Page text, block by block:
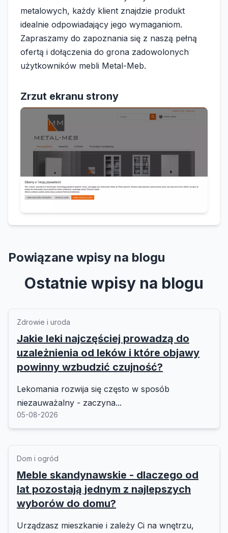
metalowych, każdy klient znajdzie produkt
idealnie odpowiadający jego wymaganiom.
Zapraszamy do zapoznania się z naszą pełną
ofertą i dołączenia do grona zadowolonych
użytkowników mebli Metal-Meb.
Zrzut ekranu strony
Powiązane wpisy na blogu
Ostatnie wpisy na blogu
Zdrowie i uroda
Jakie leki najczęściej prowadzą do
uzależnienia od leków i które objawy
powinny wzbudzić czujność?
Lekomania rozwija się często w sposób
niezauważalny - zaczyna...
05-08-2026
Dom i ogród
Meble skandynawskie - dlaczego od
lat pozostają jednym z najlepszych
wyborów do domu?
Urządzasz mieszkanie i zależy Ci na wnętrzu,